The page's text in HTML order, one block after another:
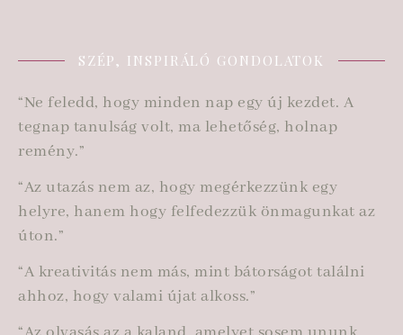
SZÉP, INSPIRÁLÓ GONDOLATOK
“Ne feledd, hogy minden nap egy új kezdet. A
tegnap tanulság volt, ma lehetőség, holnap
remény.”
“Az utazás nem az, hogy megérkezzünk egy
helyre, hanem hogy felfedezzük önmagunkat az
úton.”
“A kreativitás nem más, mint bátorságot találni
ahhoz, hogy valami újat alkoss.”